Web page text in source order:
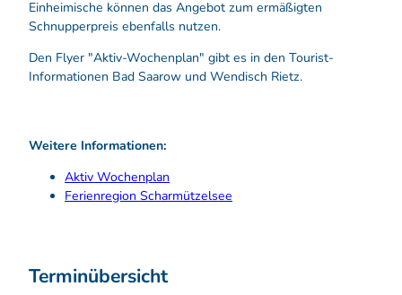
Einheimische können das Angebot zum ermäßigten
Schnupperpreis ebenfalls nutzen.
Den Flyer "Aktiv-Wochenplan" gibt es in den Tourist-
Informationen Bad Saarow und Wendisch Rietz.
Weitere Informationen:
Aktiv Wochenplan
Ferienregion Scharmützelsee
Terminübersicht